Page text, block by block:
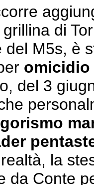
grillina di
del M5s, è
del 3
la
da Conte